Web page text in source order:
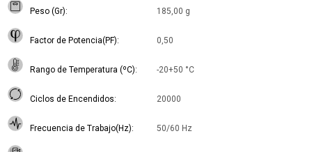
Peso (Gr) 185,00 g
Factor de Potencia(PF) 0,50
Rango de Temperatura (ºC) -20+50 °C
Ciclos de Encendidos 20000
Frecuencia de Trabajo(Hz) 50/60 Hz